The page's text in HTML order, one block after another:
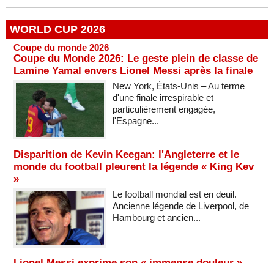
WORLD CUP 2026
Coupe du monde 2026
Coupe du Monde 2026: Le geste plein de classe de
Lamine Yamal envers Lionel Messi après la finale
New York, États-Unis – Au terme
d'une finale irrespirable et
particulièrement engagée,
l'Espagne...
Disparition de Kevin Keegan: l'Angleterre et le
monde du football pleurent la légende « King Kev
»
Le football mondial est en deuil.
Ancienne légende de Liverpool, de
Hambourg et ancien...